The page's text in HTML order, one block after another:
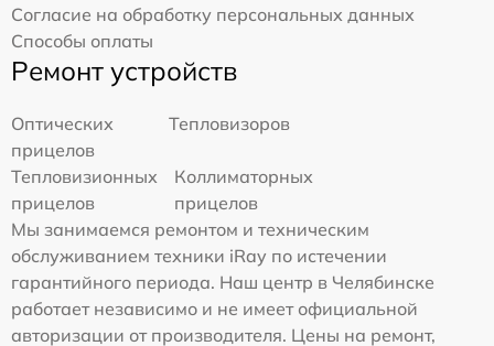
Согласие на обработку персональных данных
Способы оплаты
Ремонт устройств
Оптических
прицелов
Тепловизоров
Тепловизионных
прицелов
Коллиматорных
прицелов
Мы занимаемся ремонтом и техническим
обслуживанием техники iRay по истечении
гарантийного периода. Наш центр в Челябинске
работает независимо и не имеет официальной
авторизации от производителя. Цены на ремонт,